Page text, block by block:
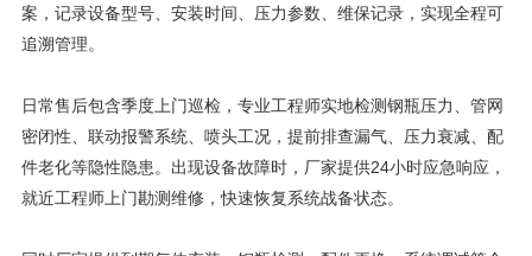
案，记录设备型号、安装时间、压力参数、维保记录，实现全程可
追溯管理。
日常售后包含季度上门巡检，专业工程师实地检测钢瓶压力、管网
密闭性、联动报警系统、喷头工况，提前排查漏气、压力衰减、配
件老化等隐性隐患。出现设备故障时，厂家提供24小时应急响应，
就近工程师上门勘测维修，快速恢复系统战备状态。